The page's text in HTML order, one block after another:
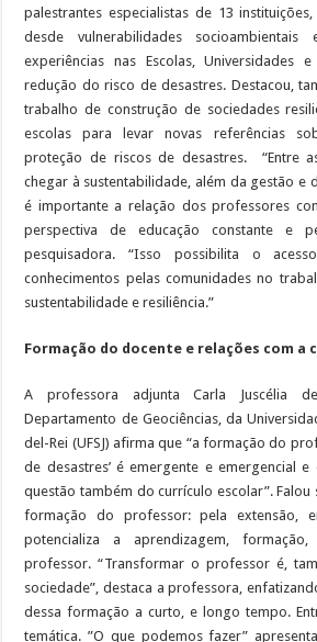
palestrantes especialistas de 13
desde vulnerabilidades
experiências nas Escolas, Universidades
redução do risco de desastres. Destacou,
trabalho de construção de sociedades
escolas para levar novas referências
proteção de riscos de desastres. “Entre
chegar à sustentabilidade, além da gestão e
é importante a relação dos professores
perspectiva de educação constante e
pesquisadora. “Isso possibilita o
conhecimentos pelas comunidades no
sustentabilidade e resiliência.”
Formação do docente e relações com a
A professora adjunta Carla Juscélia
Departamento de Geociências, da
del-Rei (UFSJ) afirma que “a formação do
de desastres’ é emergente e emergencial
questão também do currículo escolar”.
formação do professor: pela extensão,
potencializa a aprendizagem,
professor. “Transformar o professor é,
sociedade”, destaca a professora,
dessa formação a curto, e longo tempo.
temática. ”O que podemos fazer”